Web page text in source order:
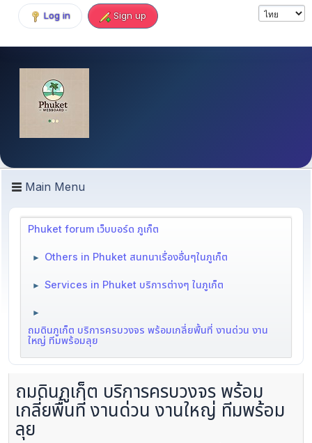
Log in Sign up
Main Menu
Phuket forum เว็บบอร์ด ภูเก็ต
► Others in Phuket สนทนาเรื่องอื่นๆในภูเก็ต
► Services in Phuket บริการต่างๆ ในภูเก็ต
►
ถมดินภูเก็ต บริการครบวงจร พร้อมเกลี่ยพื้นที่ งานด่วน งาน
ใหญ่ ทีมพร้อมลุย
ถมดินภูเก็ต บริการครบวงจร พร้อม
เกลี่ยพื้นที่ งานด่วน งานใหญ่ ทีมพร้อม
ลุย